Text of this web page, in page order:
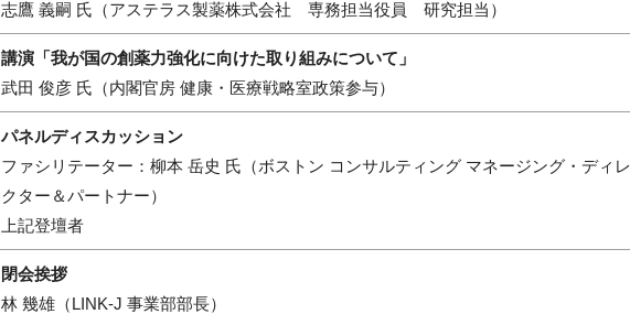
志鷹 義嗣 氏（アステラス製薬株式会社 専務担当役員 研究担当）
講演「我が国の創薬力強化に向けた取り組みについて」
武田 俊彦 氏（内閣官房 健康・医療戦略室政策参与）
パネルディスカッション
ファシリテーター：柳本 岳史 氏（ボストン コンサルティング マネージング・ディレ
クター＆パートナー）
上記登壇者
閉会挨拶
林 幾雄（LINK-J 事業部部長）